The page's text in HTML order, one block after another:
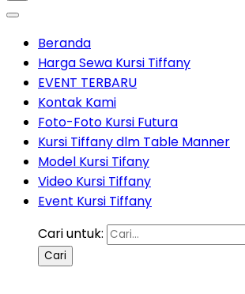
Beranda
Harga Sewa Kursi Tiffany
EVENT TERBARU
Kontak Kami
Foto-Foto Kursi Futura
Kursi Tiffany dlm Table Manner
Model Kursi Tifany
Video Kursi Tiffany
Event Kursi Tiffany
Cari untuk: